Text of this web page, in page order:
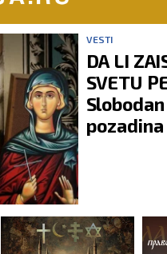
VESTI
DA LI
SVETU